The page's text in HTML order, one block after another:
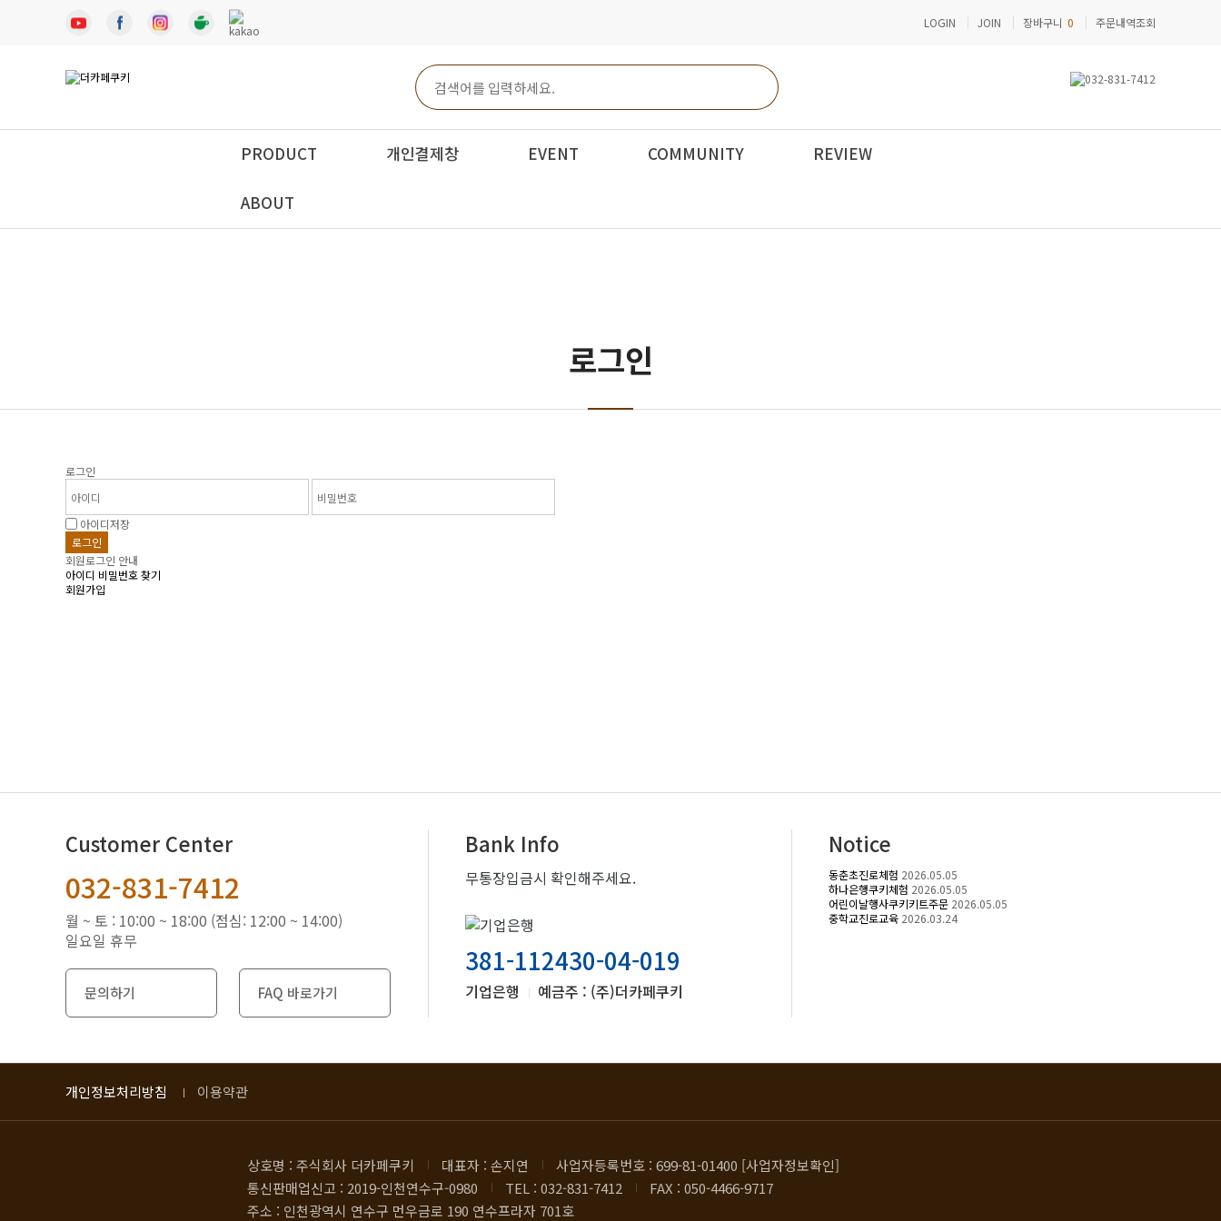
주문내역조회
장바구니 0
JOIN
LOGIN
PRODUCT 개인결제창 EVENT COMMUNITY REVIEW
ABOUT
로그인
로그인
아이디저장
회원로그인 안내
아이디 비밀번호 찾기
회원가입
Customer Center
032-831-7412
월 ~ 토 : 10:00 ~ 18:00 (점심: 12:00 ~ 14:00)
일요일 휴무
문의하기 FAQ 바로가기
Bank Info
무통장입금시 확인해주세요.
381-112430-04-019
기업은행 예금주 : (주)더카페쿠키
Notice
동춘초진로체험 2026.05.05
하나은행쿠키체험 2026.05.05
어린이날행사쿠키키트주문 2026.05.05
중학교진로교육 2026.03.24
개인정보처리방침 이용약관
상호명 : 주식회사 더카페쿠키 대표자 : 손지연
사업자등록번호 : 699-81-01400 [사업자정보확인]
통신판매업신고 : 2019-인천연수구-0980
TEL : 032-831-7412
FAX : 050-4466-9717
주소 : 인천광역시 연수구 먼우금로 190 연수프라자 701호